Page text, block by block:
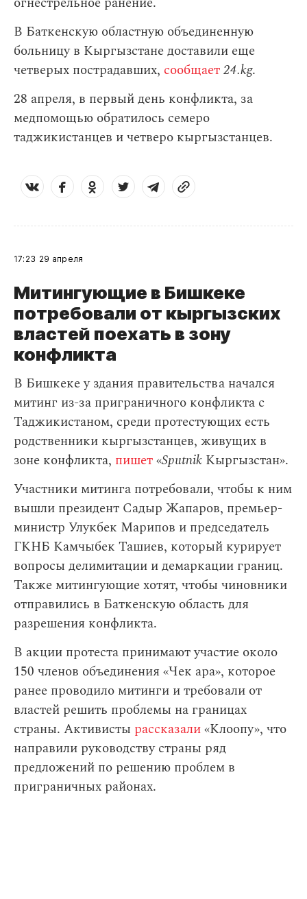
В Баткенскую областную объединенную
больницу в Кыргызстане доставили еще
четверых пострадавших, сообщает24.kg.
28 апреля, в первый день конфликта, за
медпомощью обратилось семеро
таджикистанцев и четверо кыргызстанцев.
17:23 29 апреля
Митингующие в Бишкеке
потребовали от кыргызских
властей поехать в зону
конфликта
В Бишкеке у здания правительства начался
митинг из-за приграничного конфликта с
Таджикистаном, среди протестующих есть
родственники кыргызстанцев, живущих в
зоне конфликта, пишет«Sputnik Кыргызстан».
Участники митинга потребовали, чтобы к ним
вышли президент Садыр Жапаров, премьер-
министр Улукбек Марипов и председатель
ГКНБ Камчыбек Ташиев, который курирует
вопросы делимитации и демаркации границ.
Также митингующие хотят, чтобы чиновники
отправились в Баткенскую область для
разрешения конфликта.
В акции протеста принимают участие около
150 членов объединения «Чек ара», которое
ранее проводило митинги и требовали от
властей решить проблемы на границах
страны. Активисты рассказали«Клоопу», что
направили руководству страны ряд
предложений по решению проблем в
приграничных районах.